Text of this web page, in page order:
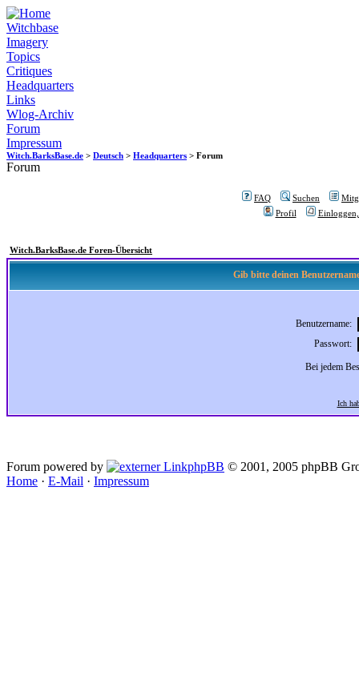
Witchbase
Imagery
Topics
Critiques
Headquarters
Links
Wlog-Archiv
Forum
Impressum
Witch.BarksBase.de > Deutsch > Headquarters > Forum
Forum
FAQ Suchen
Profil
Witch.BarksBase.de Foren-Übersicht
Gib bitte deinen
Benutzername:
Passwort:
Bei jedem
Ich
Forum powered by phpBB © 2001, 2005 phpBB
Home · E-Mail · Impressum